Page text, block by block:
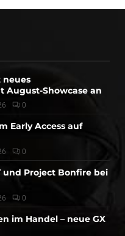
neues
August-Showcase an
0
Early Access auf
0
und Project Bonfire bei
0
im Handel – neue GX